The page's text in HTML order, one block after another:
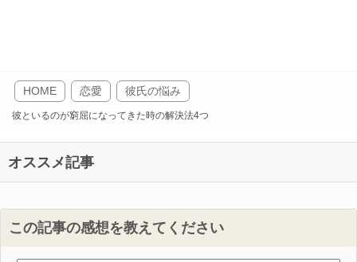
HOME 恋愛 彼氏の悩み
彼といるのが窮屈になってきた時の解決法4つ
オススメ記事
この記事の感想を教えてください